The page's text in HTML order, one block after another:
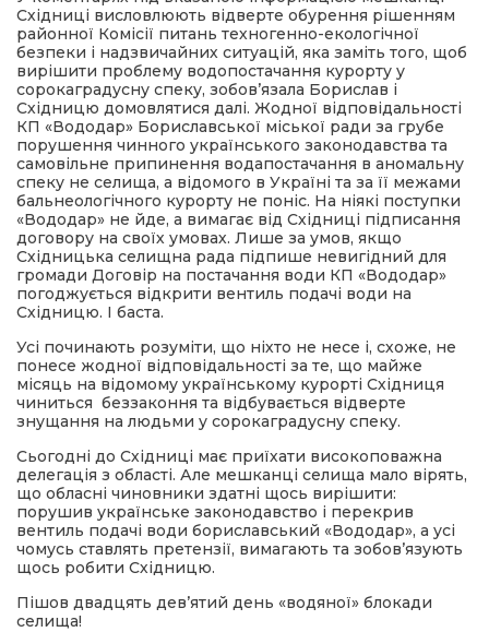
Східниці висловлюють відверте обурення рішенням
районної Комісії питань техногенно-екологічної
безпеки і надзвичайних ситуацій, яка заміть того, щоб
вирішити проблему водопостачання курорту у
сорокаградусну спеку, зобов’язала Борислав і
Східницю домовлятися далі. Жодної відповідальності
КП «Вододар» Бориславської міської ради за грубе
порушення чинного українського законодавства та
самовільне припинення водапостачання в аномальну
спеку не селища, а відомого в Україні та за її межами
бальнеологічного курорту не поніс. На ніякі поступки
«Вододар» не йде, а вимагає від Східниці підписання
договору на своїх умовах. Лише за умов, якщо
Східницька селищна рада підпише невигідний для
громади Договір на постачання води КП «Вододар»
погоджується відкрити вентиль подачі води на
Східницю. І баста.
Усі починають розуміти, що ніхто не несе і, схоже, не
понесе жодної відповідальності за те, що майже
місяць на відомому українському курорті Східниця
чиниться беззаконня та відбувається відверте
знущання на людьми у сорокаградусну спеку.
Сьогодні до Східниці має приїхати високоповажна
делегація з області. Але мешканці селища мало вірять,
що обласні чиновники здатні щось вирішити:
порушив українське законодавство і перекрив
вентиль подачі води бориславський «Вододар», а усі
чомусь ставлять претензії, вимагають та зобов’язують
щось робити Східницю.
Пішов двадцять дев’ятий день «водяної» блокади
селища!